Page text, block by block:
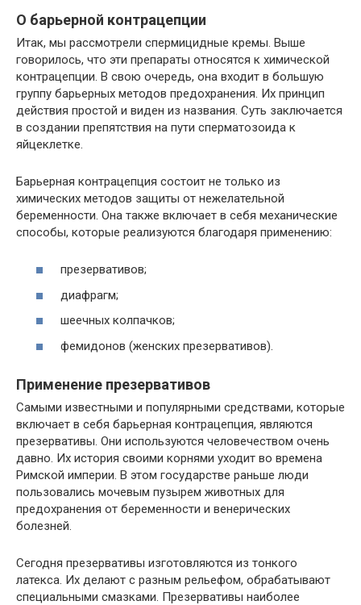
О барьерной контрацепции
Итак, мы рассмотрели спермицидные кремы. Выше
говорилось, что эти препараты относятся к химической
контрацепции. В свою очередь, она входит в большую
группу барьерных методов предохранения. Их принцип
действия простой и виден из названия. Суть заключается
в создании препятствия на пути сперматозоида к
яйцеклетке.
Барьерная контрацепция состоит не только из
химических методов защиты от нежелательной
беременности. Она также включает в себя механические
способы, которые реализуются благодаря применению:
презервативов;
диафрагм;
шеечных колпачков;
фемидонов (женских презервативов).
Применение презервативов
Самыми известными и популярными средствами, которые
включает в себя барьерная контрацепция, являются
презервативы. Они используются человечеством очень
давно. Их история своими корнями уходит во времена
Римской империи. В этом государстве раньше люди
пользовались мочевым пузырем животных для
предохранения от беременности и венерических
болезней.
Сегодня презервативы изготовляются из тонкого
латекса. Их делают с разным рельефом, обрабатывают
специальными смазками. Презервативы наиболее